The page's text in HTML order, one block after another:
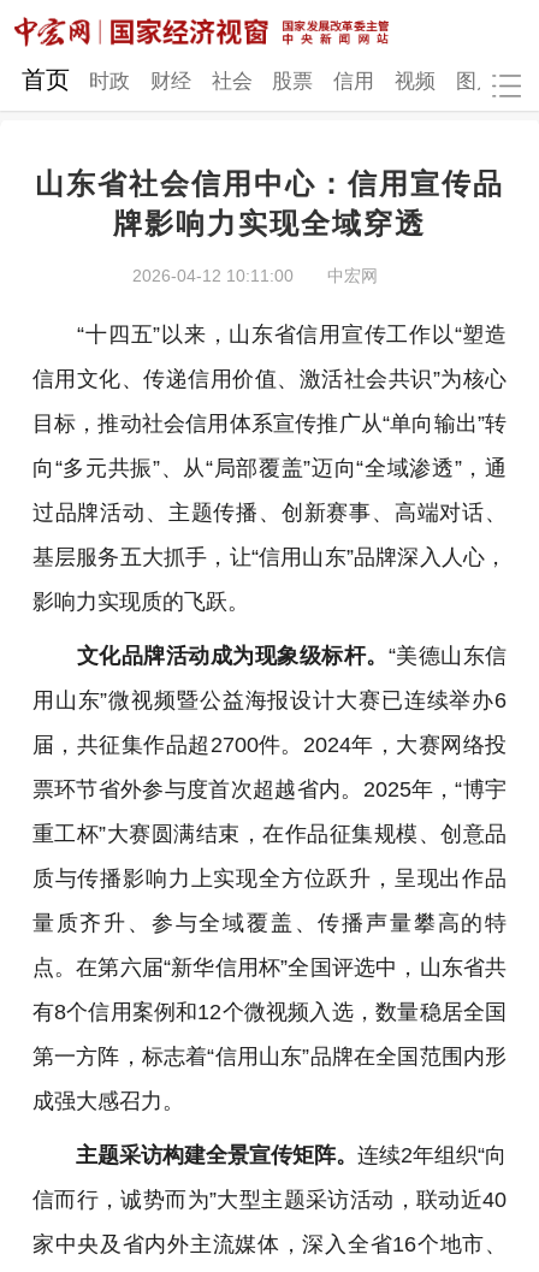
网站地图
财经 社会
图片
地方发展
首页 时政 财经 社会 股票 信用 视频 图片
山东省社会信用中心：信用宣传品
牌影响力实现全域穿透
2026-04-12 10:11:00 中宏网
“十四五”以来，山东省信用宣传工作以“塑造
信用文化、传递信用价值、激活社会共识”为核心
目标，推动社会信用体系宣传推广从“单向输出”转
向“多元共振”、从“局部覆盖”迈向“全域渗透”，通
过品牌活动、主题传播、创新赛事、高端对话、
基层服务五大抓手，让“信用山东”品牌深入人心，
影响力实现质的飞跃。
文化品牌活动成为现象级标杆。 “美德山东信
用山东”微视频暨公益海报设计大赛已连续举办6
届，共征集作品超2700件。2024年，大赛网络投
票环节省外参与度首次超越省内。2025年，“博宇
重工杯”大赛圆满结束，在作品征集规模、创意品
质与传播影响力上实现全方位跃升，呈现出作品
量质齐升、参与全域覆盖、传播声量攀高的特
点。在第六届“新华信用杯”全国评选中，山东省共
有8个信用案例和12个微视频入选，数量稳居全国
第一方阵，标志着“信用山东”品牌在全国范围内形
成强大感召力。
主题采访构建全景宣传矩阵。连续2年组织“向
信而行，诚势而为”大型主题采访活动，联动近40
家中央及省内外主流媒体，深入全省16个地市、